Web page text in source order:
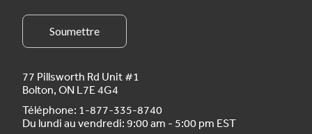
77 Pillsworth Rd Unit #1
Bolton, ON L7E 4G4
Téléphone: 1-877-335-8740
Du lundi au vendredi: 9:00 am - 5:00 pm EST